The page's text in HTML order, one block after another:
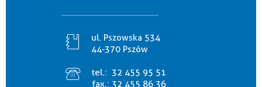
ul. Pszowska 534
44-370 Pszów
tel.: 32 455 95 51
fax.: 32 455 86 36